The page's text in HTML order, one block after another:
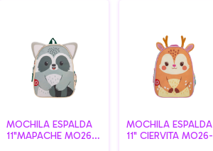
MOCHILA ESPALDA
11"MAPACHE MO26-
MOCHILA ESPALDA
11" CIERVITA MO26-